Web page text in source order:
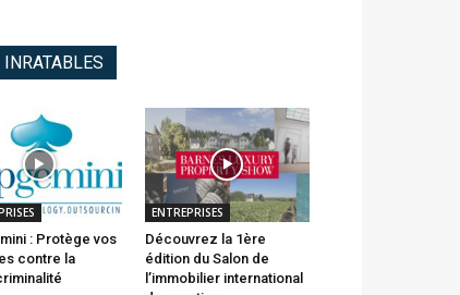
INRATABLES
: Protège vos
contre la
ENTREPRISES
Découvrez la 1ère
édition du Salon de
l’immobilier international